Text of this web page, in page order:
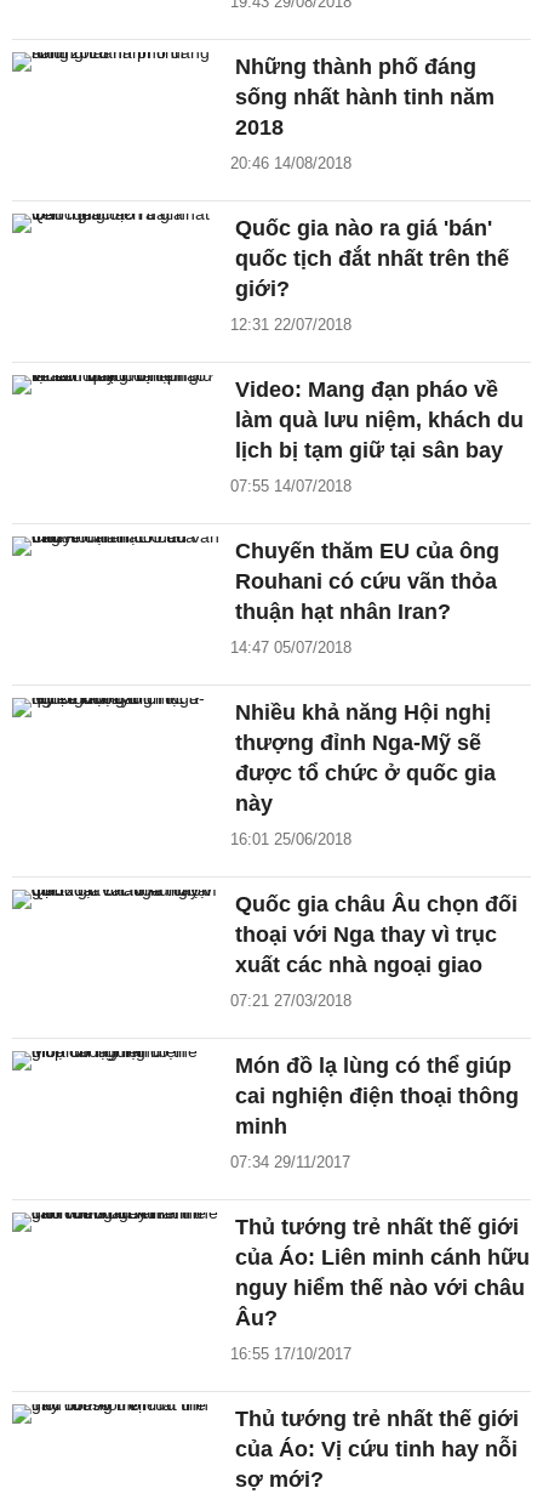
Những thành phố đáng
sống nhất hành tinh năm
2018
20:46 14/08/2018
Quốc gia nào ra giá 'bán'
quốc tịch đắt nhất trên thế
giới?
12:31 22/07/2018
Video: Mang đạn pháo về
làm quà lưu niệm, khách du
lịch bị tạm giữ tại sân bay
07:55 14/07/2018
Chuyến thăm EU của ông
Rouhani có cứu vãn thỏa
thuận hạt nhân Iran?
14:47 05/07/2018
Nhiều khả năng Hội nghị
thượng đỉnh Nga-Mỹ sẽ
được tổ chức ở quốc gia
này
16:01 25/06/2018
Quốc gia châu Âu chọn đối
thoại với Nga thay vì trục
xuất các nhà ngoại giao
07:21 27/03/2018
Món đồ lạ lùng có thể giúp
cai nghiện điện thoại thông
minh
07:34 29/11/2017
Thủ tướng trẻ nhất thế giới
của Áo: Liên minh cánh hữu
nguy hiểm thế nào với châu
Âu?
16:55 17/10/2017
Thủ tướng trẻ nhất thế giới
của Áo: Vị cứu tinh hay nỗi
sợ mới?